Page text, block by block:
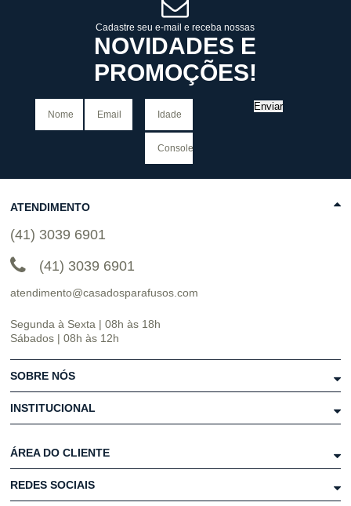
Cadastre seu e-mail e receba nossas
NOVIDADES E
PROMOÇÕES!
Enviar
ATENDIMENTO
(41) 3039 6901
(41) 3039 6901
atendimento@casadosparafusos.com
Segunda à Sexta | 08h às 18h
Sábados | 08h às 12h
SOBRE NÓS
INSTITUCIONAL
ÁREA DO CLIENTE
REDES SOCIAIS